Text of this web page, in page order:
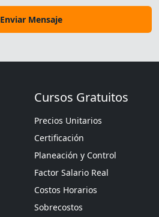
Enviar Mensaje
Cursos Gratuitos
Precios Unitarios
Certificación
Planeación y Control
Factor Salario Real
Costos Horarios
Sobrecostos